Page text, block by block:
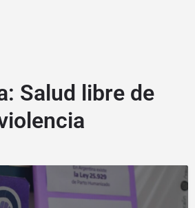
Salud libre de